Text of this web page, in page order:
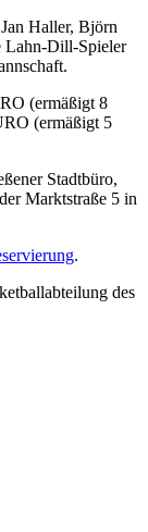
Haller, Björn
Lahn-Dill-Spieler
(ermäßigt 8
(ermäßigt 5
Stadtbüro,
Marktstraße 5 in
.
des